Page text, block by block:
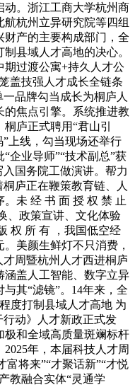
动。浙江工商大学杭州商
杭州立异研究院等四组
产的主要构成部门，全
县域人才高地的决心。
期过渡公寓+持久人才公
盖技强人才成长全链条
品牌勾当成长为桐庐人
的焦点引擎。系统推进教
庐正式聘用“君山引
上线，勾当现场还举行
企业导师”“技术副总”获
国务院工做演讲。帮力
庐正在鞭策教育链、人
未 经 书 面 授 权 禁 止
、政策宣讲、文化体验
权 所 有 ，我国低空经
美颜生鲜灯不只消费，
周暨杭州人才西进桐庐
涵盖人工智能、数字立异
其“滤镜”。14年来，全
度打制县域人才高地 为
行动》人才新政正式发
极和全域高质量斑斓标杆
年，本届科技人才周
富将来”“才聚话新”“才悦
教融合实体“灵通学